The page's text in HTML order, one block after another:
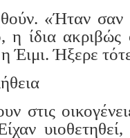
«Ήταν σαν
η ίδια
Έιμι. Ήξερε
στις